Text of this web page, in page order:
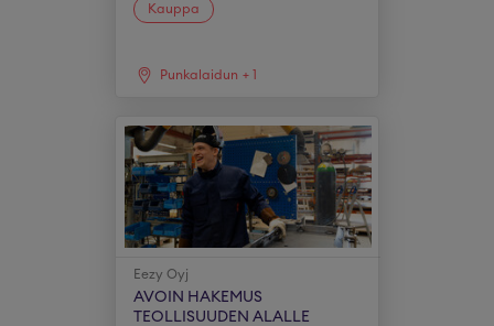
Kauppa
Punkalaidun + 1
Eezy Oyj
AVOIN HAKEMUS
TEOLLISUUDEN ALALLE